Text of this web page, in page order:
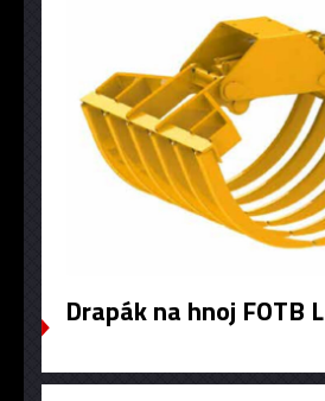
Drapák na hnoj FOTB L